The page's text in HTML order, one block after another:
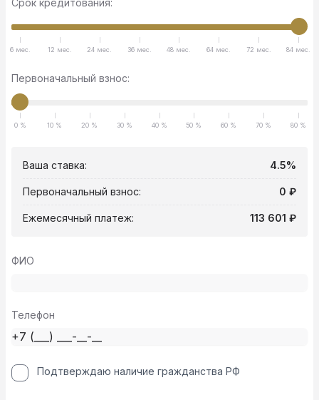
Срок кредитования:
6 мес. 12 мес. 24 мес. 36 мес. 48 мес. 64 мес. 72 мес. 84 мес.
Первоначальный взнос:
0 % 10 % 20 % 30 % 40 % 50 % 60 % 70 % 80 %
Ваша ставка: 4.5%
Первоначальный взнос: 0 ₽
Ежемесячный платеж: 113 601 ₽
ФИО
Телефон
Подтверждаю наличие гражданства РФ